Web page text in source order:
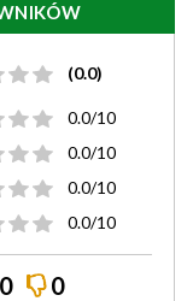
(0.0)
0.0/10
0.0/10
0.0/10
0.0/10
0 0